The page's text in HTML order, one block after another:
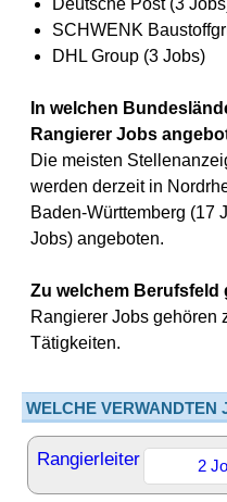
Deutsche Post (3
SCHWENK
DHL Group (3 Jobs)
In welchen
Rangierer Jobs
Die meisten
werden derzeit in
Baden-Württemberg (17
Jobs) angeboten.
Zu welchem Berufsfeld
Rangierer Jobs gehören
Tätigkeiten.
WELCHE VERWANDTEN
Rangierleiter 2